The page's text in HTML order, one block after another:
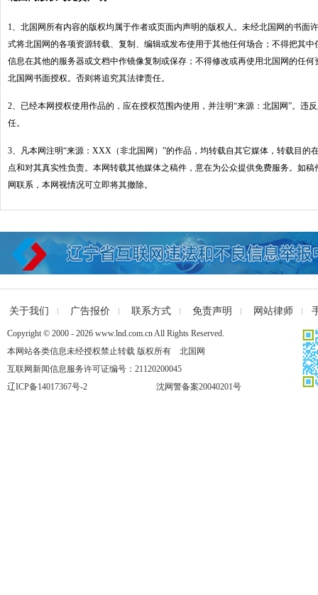
1、北国网所有内容的版权均属于作者或页面内声明的版权人。未经北国网的书面
式将北国网的各项资源转载、复制、编辑或发布使用于其他任何场合；不得把其
信息在其他的服务器或文档中作镜像复制或保存；不得修改或再使用北国网的任
北国网书面授权。否则将追究其法律责任。
2、已经本网授权使用作品的，应在授权范围内使用，并注明“来源：北国网”。违
任。
3、凡本网注明“来源：XXX（非北国网）”的作品，均转载自其它媒体，转载目的
点和对其真实性负责。本网转载其他媒体之稿件，意在为公众提供免费服务。如
网联系，本网视情况可立即将其撤除。
关于我们 广告报价 联系方式 免责声明 网站律师
Copyright © 2000 - 2026 www.lnd.com.cn All Rights Reserved.
本网站各类信息未经授权禁止转载 版权所有 北国网
互联网新闻信息服务许可证编号：21120200045
辽ICP备14017367号-2
沈网警备案20040201号